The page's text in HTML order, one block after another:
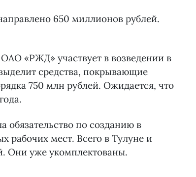
650 миллионов рублей.
«РЖД» участвует в возведении в
средства, покрывающие
750 млн рублей. Ожидается, что
обязательство по созданию в
рабочих мест. Всего в Тулуне и
Они уже укомплектованы.